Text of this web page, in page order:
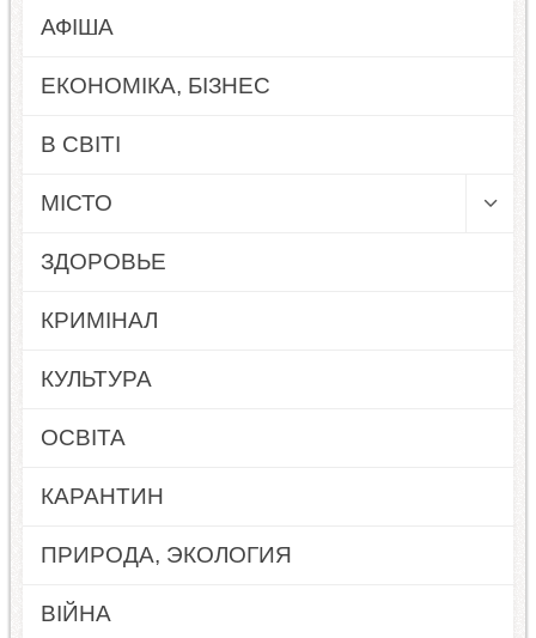
АФІША
ЕКОНОМІКА, БІЗНЕС
В СВІТІ
МІСТО
ЗДОРОВЬЕ
КРИМІНАЛ
КУЛЬТУРА
ОСВІТА
КАРАНТИН
ПРИРОДА, ЭКОЛОГИЯ
ВІЙНА